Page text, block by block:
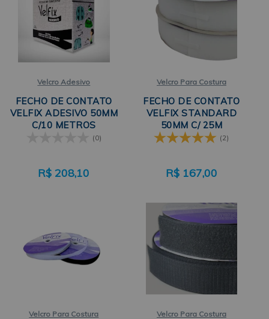
Velcro Adesivo
FECHO DE CONTATO
VELFIX ADESIVO 50MM
C/10 METROS
NEOPRENE PRETO
(0)
R$ 208,10
Velcro Para Costura
FECHO DE CONTATO
VELFIX STANDARD
50MM C/ 25M
NEOPRENE (2)
R$ 167,00
Velcro Para Costura Velcro Para Costura